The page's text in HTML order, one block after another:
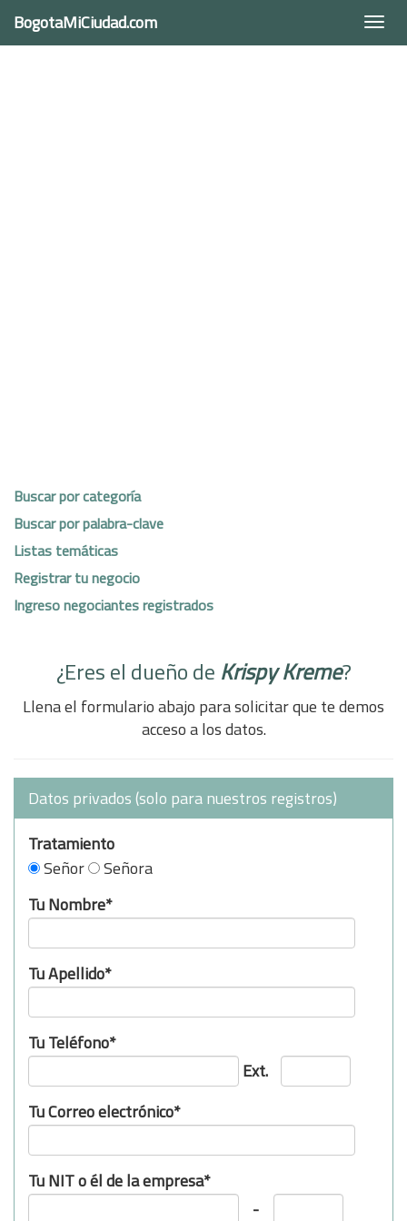
BogotaMiCiudad.com
Buscar por categoría
Buscar por palabra-clave
Listas temáticas
Registrar tu negocio
Ingreso negociantes registrados
¿Eres el dueño de Krispy Kreme?
Llena el formulario abajo para solicitar que te demos
acceso a los datos.
Datos privados (solo para nuestros registros)
Tratamiento
Señor
Señora
Tu Nombre*
Tu Apellido*
Tu Teléfono*
Ext.
Tu Correo electrónico*
Tu NIT o él de la empresa*
-